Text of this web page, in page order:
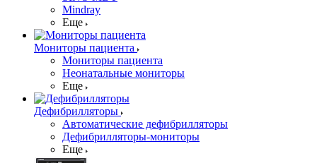
Mindray
Еще
Мониторы пациента
Мониторы пациента
Неонатальные мониторы
Еще
Дефибрилляторы
Автоматические дефибрилляторы
Дефибрилляторы-мониторы
Еще